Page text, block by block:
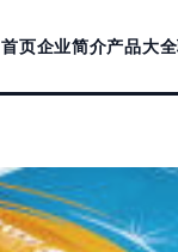
首页企业简介产品大全